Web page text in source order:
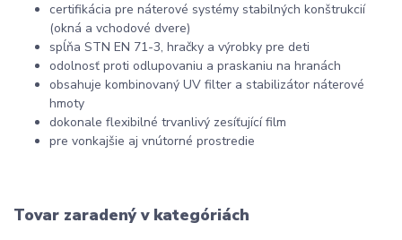
certifikácia pre náterové systémy stabilných konštrukcií
(okná a vchodové dvere)
spĺňa STN EN 71-3, hračky a výrobky pre deti
odolnosť proti odlupovaniu a praskaniu na hranách
obsahuje kombinovaný UV filter a stabilizátor náterové
hmoty
dokonale flexibilné trvanlivý zesíťující film
pre vonkajšie aj vnútorné prostredie
Tovar zaradený v kategóriách